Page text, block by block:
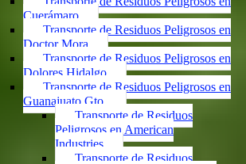
Cuerámaro
Transporte de Residuos Peligrosos en
Doctor Mora
Transporte de Residuos Peligrosos en
Dolores Hidalgo
Transporte de Residuos Peligrosos en
Guanajuato Gto.
Transporte de Residuos
Peligrosos en American
Industries
Transporte de Residuos